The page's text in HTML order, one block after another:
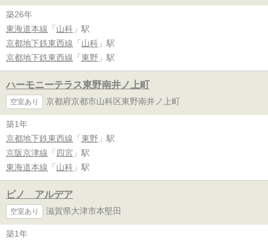
築26年
東海道本線 「 山科 」駅
京都地下鉄東西線 「 山科 」駅
京都地下鉄東西線 「 東野 」駅
ハーモニーテラス東野南井ノ上町
空室あり 京都府京都市山科区東野南井ノ上町
築1年
京都地下鉄東西線 「 東野 」駅
京阪京津線 「 四宮 」駅
東海道本線 「 山科 」駅
ピノ アルデア
空室あり 滋賀県大津市本堅田
築1年